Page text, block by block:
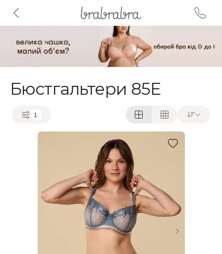
Бюстгальтери 85E
1